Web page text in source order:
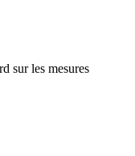
sur les mesures